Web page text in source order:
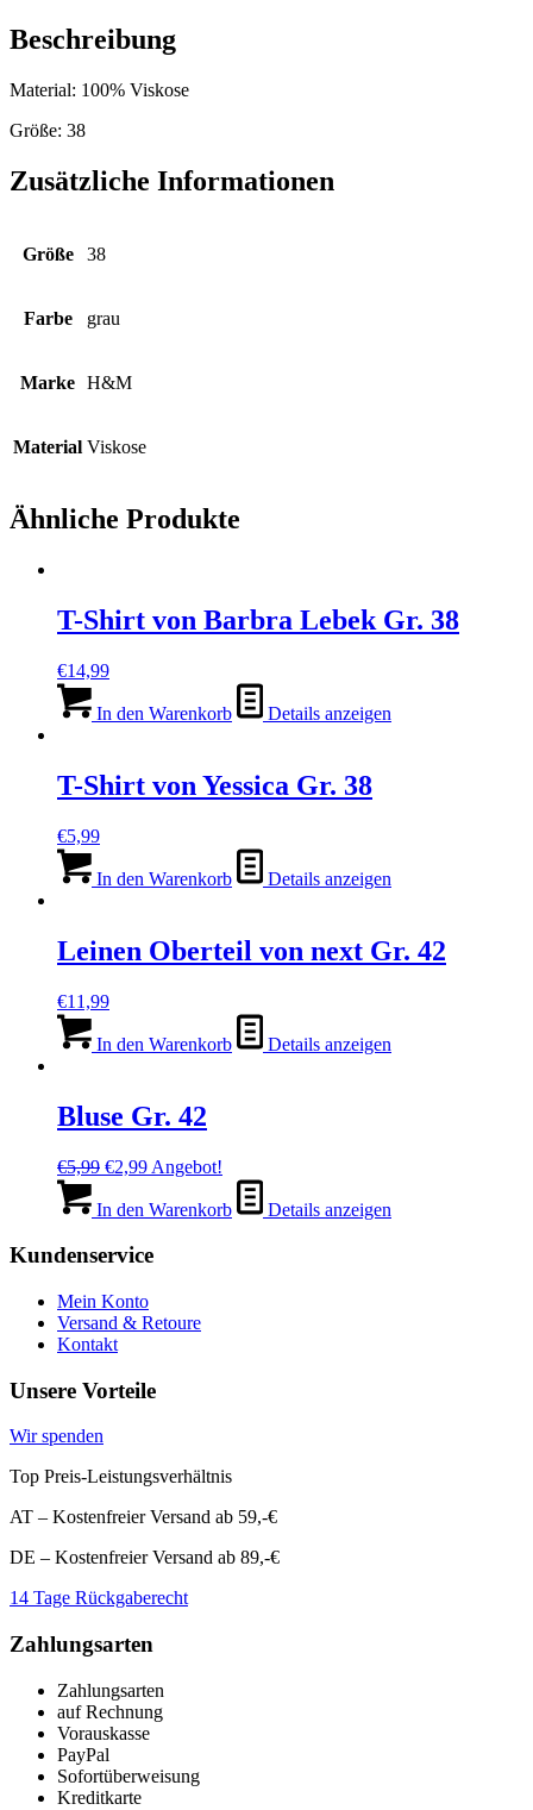
Beschreibung
Material: 100% Viskose
Größe: 38
Zusätzliche Informationen
Größe 38
Farbe grau
Marke H&M
Material Viskose
Ähnliche Produkte
T-Shirt von Barbra Lebek Gr. 38
€14,99
In den Warenkorb Details anzeigen
T-Shirt von Yessica Gr. 38
€5,99
In den Warenkorb Details anzeigen
Leinen Oberteil von next Gr. 42
€11,99
In den Warenkorb Details anzeigen
Bluse Gr. 42
€5,99 Ursprünglicher
war:
€2,99Aktueller
ist:
Angebot!
In den Warenkorb Details anzeigen
Kundenservice
Mein Konto
Versand & Retoure
Kontakt
Unsere Vorteile
Wir spenden
Top Preis-Leistungsverhältnis
AT – Kostenfreier Versand ab 59,-€
DE – Kostenfreier Versand ab 89,-€
14 Tage Rückgaberecht
Zahlungsarten
Zahlungsarten
auf Rechnung
Vorauskasse
PayPal
Sofortüberweisung
Kreditkarte